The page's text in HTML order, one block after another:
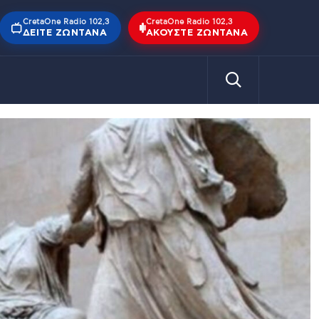
CretaOne Radio 102,3
ΔΕΊΤΕ ΖΩΝΤΑΝΆ
CretaOne Radio 102,3
ΑΚΟΎΣΤΕ ΖΩΝΤΑΝΆ